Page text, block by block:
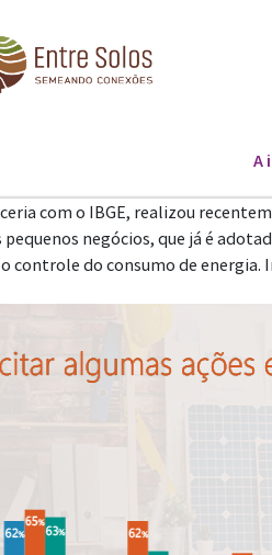
A
com o IBGE, realizou
negócios, que já é
controle do consumo de energia.